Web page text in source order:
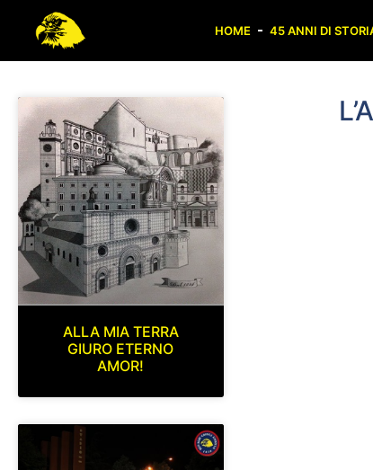
HOME 45 ANNI DI
ALLA MIA TERRA
GIURO ETERNO
AMOR!